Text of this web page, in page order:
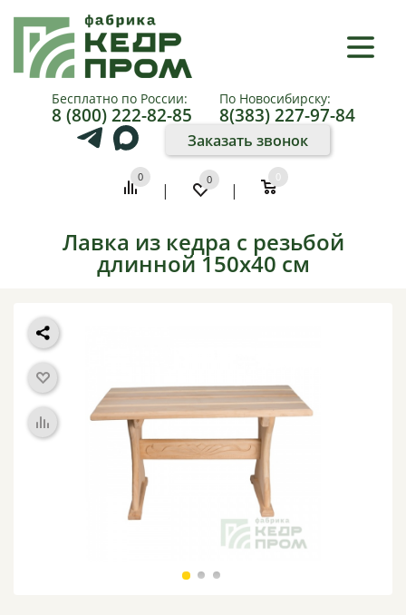
Бесплатно по России:
8 (800) 222-82-85
По Новосибирску:
8(383) 227-97-84
Заказать звонок
0
|
0
|
0
КАТАЛОГ
КОМПАНИИ
КУПИТЬ
ПАРТНЕРАМ
ФОТО
И
ВИДЕО
КОНТАКТЫ
Лавка из кедра с резьбой
длинной 150x40 см